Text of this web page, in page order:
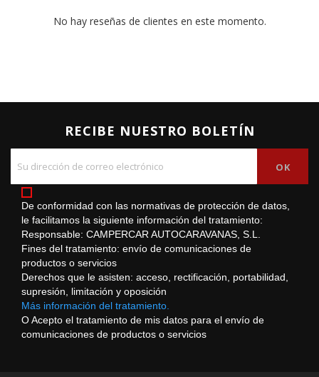
No hay reseñas de clientes en este momento.
RECIBE NUESTRO BOLETÍN
De conformidad con las normativas de protección de datos,
le facilitamos la siguiente información del tratamiento:
Responsable: CAMPERCAR AUTOCARAVANAS, S.L.
Fines del tratamiento: envío de comunicaciones de
productos o servicios
Derechos que le asisten: acceso, rectificación, portabilidad,
supresión, limitación y oposición
Más información del tratamiento.
O Acepto el tratamiento de mis datos para el envío de
comunicaciones de productos o servicios